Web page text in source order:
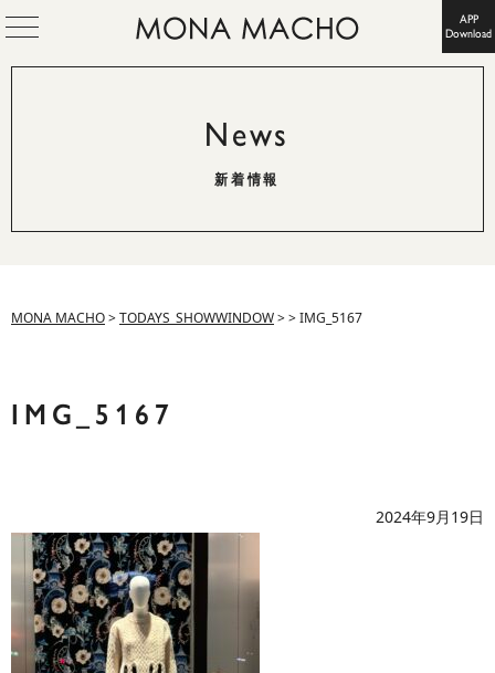
APP
Download
News
新着情報
MONA MACHO>TODAYS_SHOWWINDOW>>IMG_5167
IMG_5167
2024年9月19日